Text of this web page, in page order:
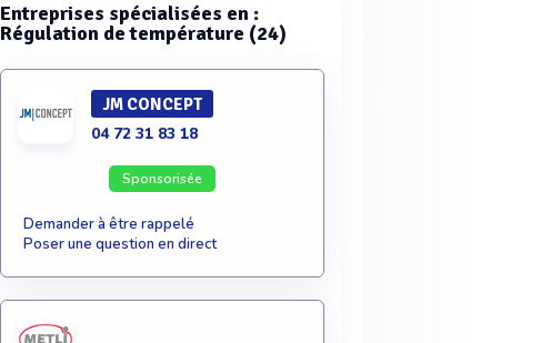
Entreprises spécialisées en :
Régulation de température (24)
JM CONCEPT
04 72 31 83 18
Sponsorisée
Demander à être rappelé
Poser une question en direct